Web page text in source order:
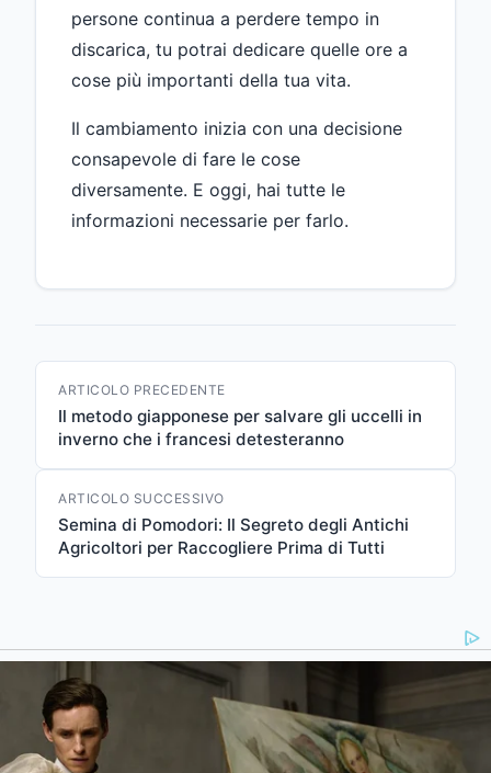
persone continua a perdere tempo in
discarica, tu potrai dedicare quelle ore a
cose più importanti della tua vita.
Il cambiamento inizia con una decisione
consapevole di fare le cose
diversamente. E oggi, hai tutte le
informazioni necessarie per farlo.
ARTICOLO PRECEDENTE
Il metodo giapponese per salvare gli uccelli in
inverno che i francesi detesteranno
ARTICOLO SUCCESSIVO
Semina di Pomodori: Il Segreto degli Antichi
Agricoltori per Raccogliere Prima di Tutti